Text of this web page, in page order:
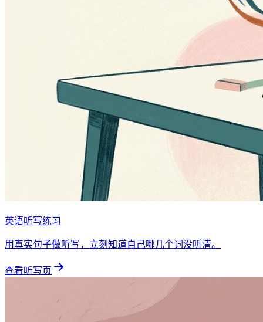
英语听写练习
用真实句子做听写，立刻知道自己哪几个词没听清。
查看听写页